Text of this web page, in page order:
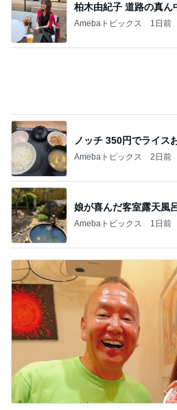
柏木由紀子 道路の真ん
Amebaトピックス 1日前
ノッチ 350円でライス
Amebaトピックス 2日前
娘が喜んだ客室露天風
Amebaトピックス 1日前